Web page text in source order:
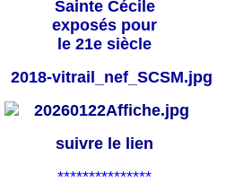
Sainte Cécile
exposés pour
le 21e siècle
suivre le lien
***************